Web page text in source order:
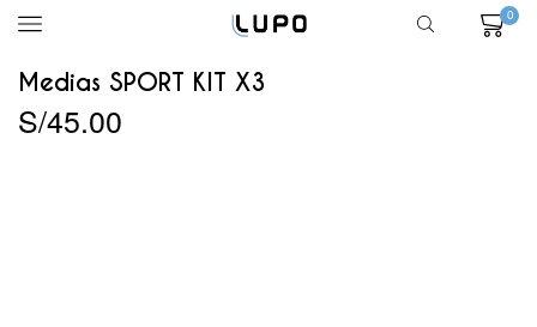
0
Medias SPORT KIT X3
S/45.00